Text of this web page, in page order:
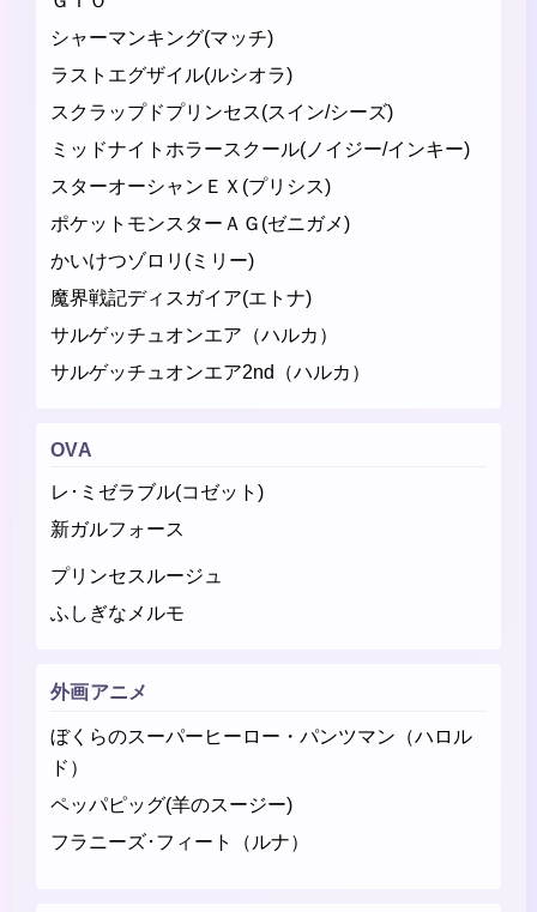
シャーマンキング(マッチ)
ラストエグザイル(ルシオラ)
スクラップドプリンセス(スイン/シーズ)
ミッドナイトホラースクール(ノイジー/インキー)
スターオーシャンＥＸ(プリシス)
ポケットモンスターＡＧ(ゼニガメ)
かいけつゾロリ(ミリー)
魔界戦記ディスガイア(エトナ)
サルゲッチュオンエア（ハルカ）
サルゲッチュオンエア2nd（ハルカ）
OVA
レ･ミゼラブル(コゼット)
新ガルフォース
プリンセスルージュ
ふしぎなメルモ
外画アニメ
ぼくらのスーパーヒーロー・パンツマン（ハロル
ド）
ペッパピッグ(羊のスージー)
フラニーズ･フィート（ルナ）